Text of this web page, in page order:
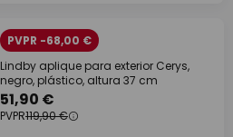
PVPR -68,00 €
Lindby aplique para exterior Cerys,
negro, plástico, altura 37 cm
51,90 €
PVPR119,90 €